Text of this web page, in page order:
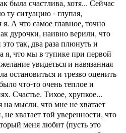
была счастлива, хотя... Сейчас
ту ситуацию - глупая,
А что самое главное, точно
дурочки, наивно верили, что
так, два раза плюнуть и
я, что мы в тупике при первой
увидеться и навязанная
остановиться и трезво оценить
что-то очень теплое и
Счастье. Тихое, хрупкое...
мысли, что мне не хватает
хватает той уверенности, что
меня любит (пусть это